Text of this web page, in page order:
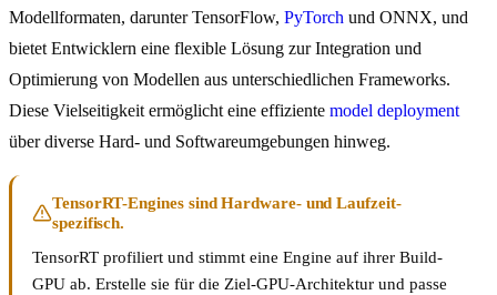
Modellformaten, darunter TensorFlow, PyTorch und ONNX, und
bietet Entwicklern eine flexible Lösung zur Integration und
Optimierung von Modellen aus unterschiedlichen Frameworks.
Diese Vielseitigkeit ermöglicht eine effiziente model deployment
über diverse Hard- und Softwareumgebungen hinweg.
TensorRT-Engines sind Hardware- und Laufzeit-
spezifisch.
TensorRT profiliert und stimmt eine Engine auf ihrer Build-
GPU ab. Erstelle sie für die Ziel-GPU-Architektur und passe